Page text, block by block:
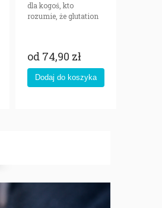
dla kogoś, kto
rozumie, że glutation
od 74,90 zł